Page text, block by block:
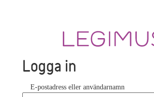
Logga in
E-postadress eller användarnamn